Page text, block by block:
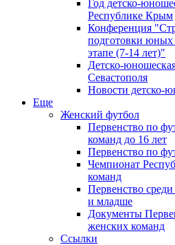
Год детско-
Республике Крым
Конференция
подготовки юных
этапе (7-14 лет)"
Детско-
Севастополя
Новости детско-
Еще
Женский футбол
Первенство по
команд до 16 лет
Первенство по
Чемпионат
команд
Первенство
и младше
Документы
женских команд
Ссылки